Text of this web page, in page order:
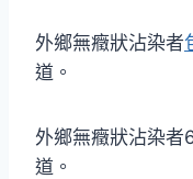
外鄉無癥狀沾染者
道。
外鄉無癥狀沾染
道。